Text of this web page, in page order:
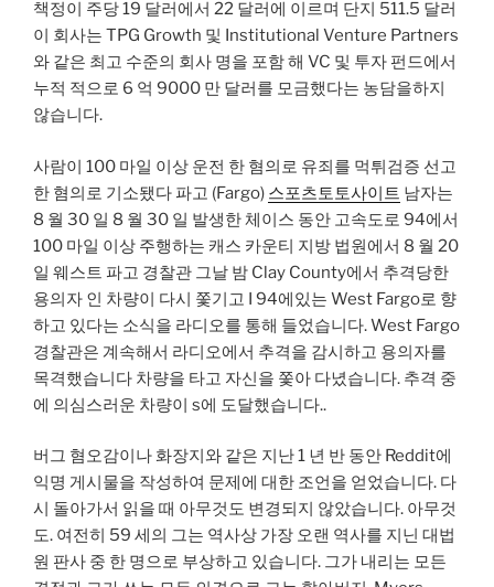
책정이 주당 19 달러에서 22 달러에 이르며 단지 511.5 달러
이 회사는 TPG Growth 및 Institutional Venture Partners
와 같은 최고 수준의 회사 명을 포함 해 VC 및 투자 펀드에서
누적 적으로 6 억 9000 만 달러를 모금했다는 농담을하지
않습니다.
사람이 100 마일 이상 운전 한 혐의로 유죄를 먹튀검증 선고
한 혐의로 기소됐다 파고 (Fargo) 스포츠토토사이트 남자는
8 월 30 일 8 월 30 일 발생한 체이스 동안 고속도로 94에서
100 마일 이상 주행하는 캐스 카운티 지방 법원에서 8 월 20
일 웨스트 파고 경찰관 그날 밤 Clay County에서 추격당한
용의자 인 차량이 다시 쫓기고 I 94에있는 West Fargo로 향
하고 있다는 소식을 라디오를 통해 들었습니다. West Fargo
경찰관은 계속해서 라디오에서 추격을 감시하고 용의자를
목격했습니다 차량을 타고 자신을 쫓아 다녔습니다. 추격 중
에 의심스러운 차량이 s에 도달했습니다..
버그 혐오감이나 화장지와 같은 지난 1 년 반 동안 Reddit에
익명 게시물을 작성하여 문제에 대한 조언을 얻었습니다. 다
시 돌아가서 읽을 때 아무것도 변경되지 않았습니다. 아무것
도. 여전히 59 세의 그는 역사상 가장 오랜 역사를 지닌 대법
원 판사 중 한 명으로 부상하고 있습니다. 그가 내리는 모든